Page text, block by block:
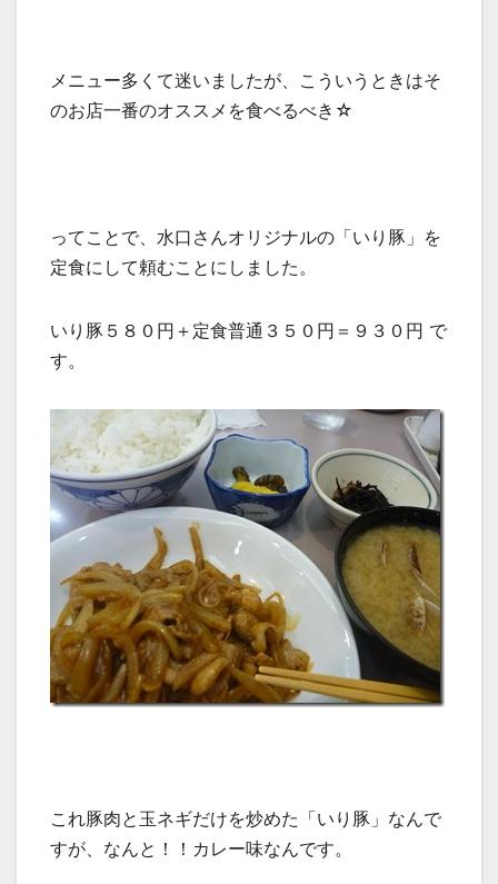
メニュー多くて迷いましたが、こういうときはそ
のお店一番のオススメを食べるべき☆
ってことで、水口さんオリジナルの「いり豚」を
定食にして頼むことにしました。
いり豚５８０円＋定食普通３５０円＝９３０円 で
す。
これ豚肉と玉ネギだけを炒めた「いり豚」なんで
すが、なんと！！カレー味なんです。